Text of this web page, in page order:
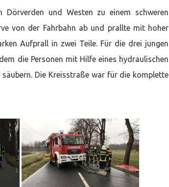
und Westen zu einem schweren
von der Fahrbahn ab und prallte mit hoher
Aufprall in zwei Teile. Für die drei jungen
die Personen mit Hilfe eines hydraulischen
Die Kreisstraße war für die komplette